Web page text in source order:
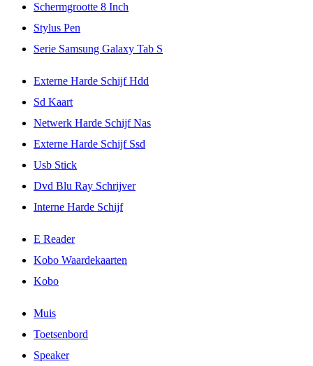
Schermgrootte 8 Inch
Stylus Pen
Serie Samsung Galaxy Tab S
Externe Harde Schijf Hdd
Sd Kaart
Netwerk Harde Schijf Nas
Externe Harde Schijf Ssd
Usb Stick
Dvd Blu Ray Schrijver
Interne Harde Schijf
E Reader
Kobo Waardekaarten
Kobo
Muis
Toetsenbord
Speaker